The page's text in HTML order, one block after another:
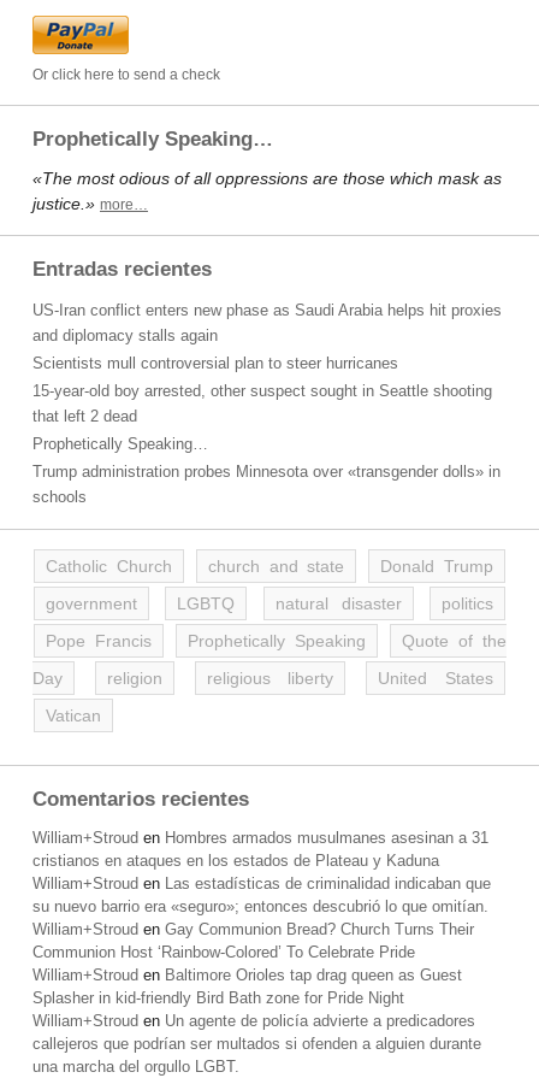
Or click here to send a check
Prophetically Speaking…
«The most odious of all oppressions are those which mask as
justice.» more…
Entradas recientes
US-Iran conflict enters new phase as Saudi Arabia helps hit proxies
and diplomacy stalls again
Scientists mull controversial plan to steer hurricanes
15-year-old boy arrested, other suspect sought in Seattle shooting
that left 2 dead
Prophetically Speaking…
Trump administration probes Minnesota over «transgender dolls» in
schools
Catholic Church church and state
Donald Trump
government
LGBTQ natural disaster
politics
Pope Francis
Prophetically Speaking
Quote of the
Day
religion religious liberty
United States
Vatican
Comentarios recientes
William+Stroud en Hombres armados musulmanes asesinan a 31
cristianos en ataques en los estados de Plateau y Kaduna
William+Stroud en Las estadísticas de criminalidad indicaban que
su nuevo barrio era «seguro»; entonces descubrió lo que omitían.
William+Stroud en Gay Communion Bread? Church Turns Their
Communion Host ‘Rainbow-Colored’ To Celebrate Pride
William+Stroud en Baltimore Orioles tap drag queen as Guest
Splasher in kid-friendly Bird Bath zone for Pride Night
William+Stroud en Un agente de policía advierte a predicadores
callejeros que podrían ser multados si ofenden a alguien durante
una marcha del orgullo LGBT.